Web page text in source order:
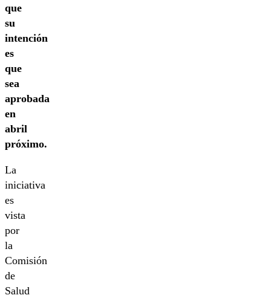
que
su
intención
es
que
sea
aprobada
en
abril
próximo.
La
iniciativa
es
vista
por
la
Comisión
de
Salud